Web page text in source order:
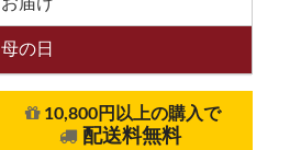
母の日
10,800円以上の購入で
配送料無料